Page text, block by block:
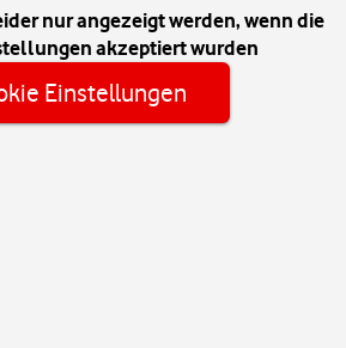
nur angezeigt werden, wenn die
akzeptiert wurden
Einstellungen